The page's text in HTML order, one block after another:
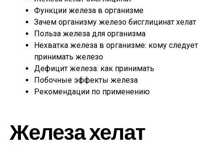
Функции железа в организме
Зачем организму железо бисглицинат хелат
Польза железа для организма
Нехватка железа в организме: кому следует
принимать железо
Дефицит железа: как принимать
Побочные эффекты железа
Рекомендации по применению
Железа хелат